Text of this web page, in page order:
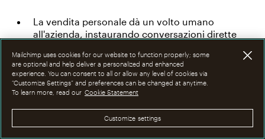
La vendita personale dà un volto umano
all'azienda, instaurando conversazioni dirette
Le interazioni individuali permettono ai
venditori di creare connessioni autentiche con i
clienti, sviluppando relazioni più forti rispetto al
I migliori approcci di vendita personale si
Mailchimp uses cookies for our website to function properly; some
are optional and help deliver a personalized and enhanced
experience. You can consent to all or allow any level of cookies via
“Customize Settings” and preferences can be changed at anytime.
To learn more, read our Cookie Statement
Customize settings